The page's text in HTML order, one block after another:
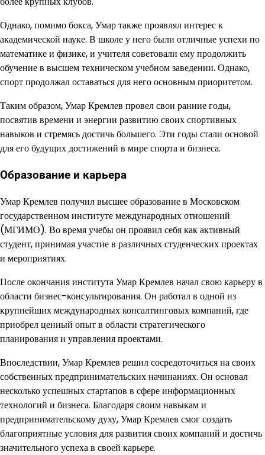
Однако, помимо бокса, Умар также проявлял интерес к
академической науке. В школе у него были отличные успехи по
математике и физике, и учителя советовали ему продолжить
обучение в высшем техническом учебном заведении. Однако,
спорт продолжал оставаться для него основным приоритетом.
Таким образом, Умар Кремлев провел свои ранние годы,
посвятив времени и энергии развитию своих спортивных
навыков и стремясь достичь большего. Эти годы стали основой
для его будущих достижений в мире спорта и бизнеса.
Образование и карьера
Умар Кремлев получил высшее образование в Московском
государственном институте международных отношений
(МГИМО). Во время учебы он проявил себя как активный
студент, принимая участие в различных студенческих проектах
и мероприятиях.
После окончания института Умар Кремлев начал свою карьеру в
области бизнес-консультирования. Он работал в одной из
крупнейших международных консалтинговых компаний, где
приобрел ценный опыт в области стратегического
планирования и управления проектами.
Впоследствии, Умар Кремлев решил сосредоточиться на своих
собственных предпринимательских начинаниях. Он основал
несколько успешных стартапов в сфере информационных
технологий и бизнеса. Благодаря своим навыкам и
предпринимательскому духу, Умар Кремлев смог создать
благоприятные условия для развития своих компаний и достичь
значительного успеха в своей карьере.